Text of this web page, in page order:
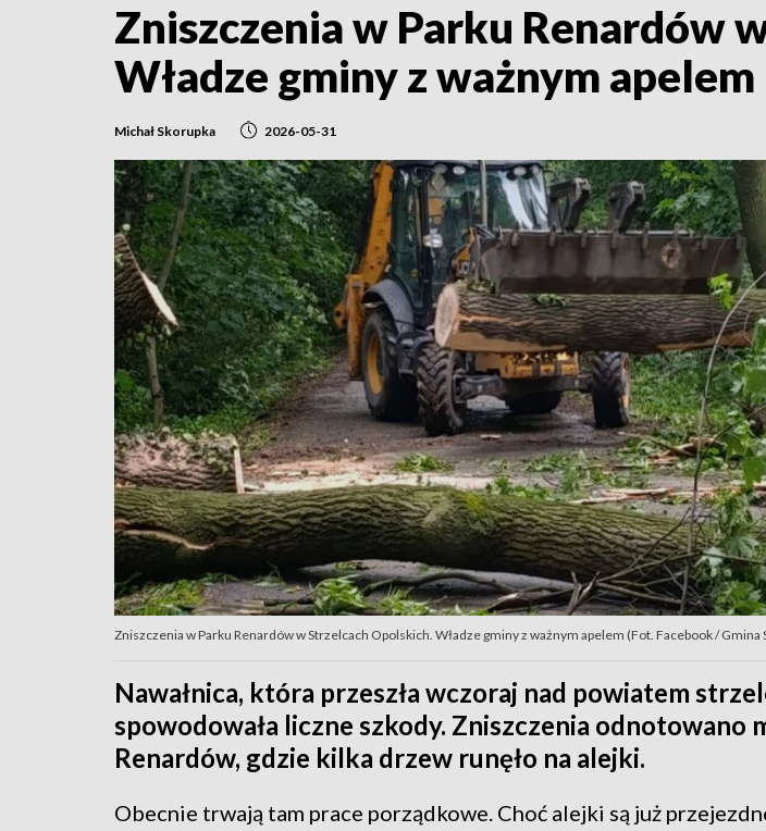
Zniszczenia w Parku Renardów
Władze gminy z ważnym apelem
Michał Skorupka 2026-05-31
Zniszczenia w Parku Renardów w Strzelcach Opolskich. Władze gminy z ważnym apelem (Fot. Facebook /
Nawałnica, która przeszła wczoraj nad powiatem
spowodowała liczne szkody. Zniszczenia odnotowano
Renardów, gdzie kilka drzew runęło na alejki.
Obecnie trwają tam prace porządkowe. Choć alejki są już